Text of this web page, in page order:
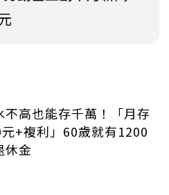
不高也能存千萬！「月存
+複利」60歲就有1200
休金